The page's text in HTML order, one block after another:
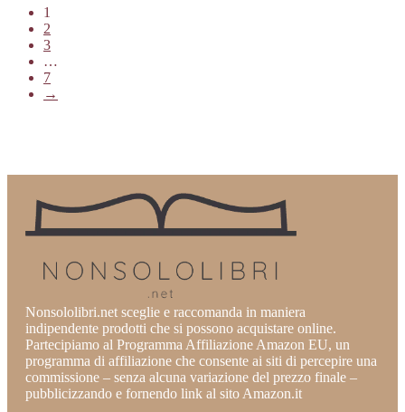
1
2
3
…
7
→
Nonsololibri.net sceglie e raccomanda in maniera
indipendente prodotti che si possono acquistare online.
Partecipiamo al Programma Affiliazione Amazon EU, un
programma di affiliazione che consente ai siti di percepire una
commissione – senza alcuna variazione del prezzo finale –
pubblicizzando e fornendo link al sito Amazon.it